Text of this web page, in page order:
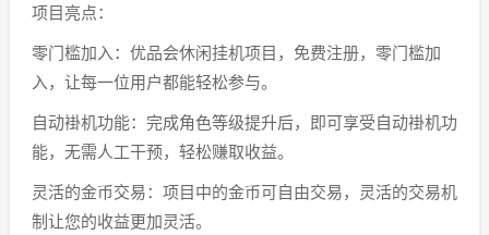
项目亮点：
零门槛加入：优品会休闲挂机项目，免费注册，零门槛加
入，让每一位用户都能轻松参与。
自动褂机功能：完成角色等级提升后，即可享受自动褂机功
能，无需人工干预，轻松赚取收益。
灵活的金币交易：项目中的金币可自由交易，灵活的交易机
制让您的收益更加灵活。